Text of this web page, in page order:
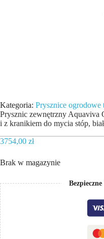
Kategoria: Prysznice ogrodowe
Prysznic zewnętrzny Aquaviva
i z kranikiem do mycia stóp,
3754,00 zł
Brak w magazynie
Bezpieczne